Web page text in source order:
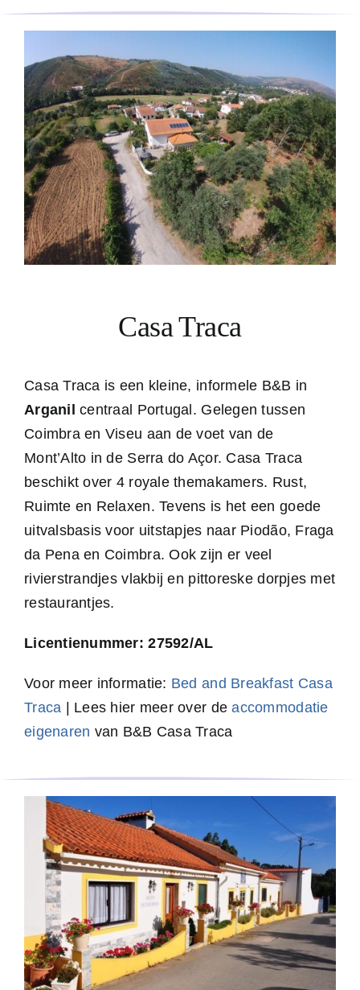
Casa Traca
Casa Traca is een kleine, informele B&B in
Arganil centraal Portugal. Gelegen tussen
Coimbra en Viseu aan de voet van de
Mont’Alto in de Serra do Açor. Casa Traca
beschikt over 4 royale themakamers. Rust,
Ruimte en Relaxen. Tevens is het een goede
uitvalsbasis voor uitstapjes naar Piodão, Fraga
da Pena en Coimbra. Ook zijn er veel
rivierstrandjes vlakbij en pittoreske dorpjes met
restaurantjes.
Licentienummer: 27592/AL
Voor meer informatie: Bed and Breakfast Casa
Traca | Lees hier meer over deaccommodatie
eigenaren van B&B Casa Traca